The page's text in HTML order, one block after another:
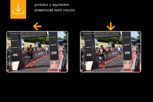
pobierz z wynikiem
(dawnload with result)